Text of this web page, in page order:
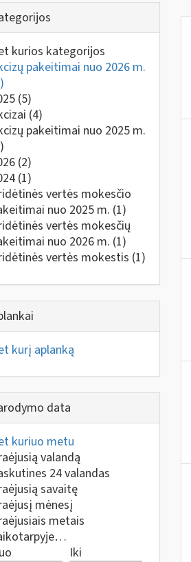
kurios kategorijos
pakeitimai nuo 2026 m.
(5)
(4)
pakeitimai nuo 2025 m.
(2)
(1)
vertės mokesčio
nuo 2025 m. (1)
vertės mokesčių
nuo 2026 m. (1)
vertės mokestis (1)
kurį aplanką
data
kuriuo metu
valandą
24 valandas
savaitę
mėnesį
metais
Iki